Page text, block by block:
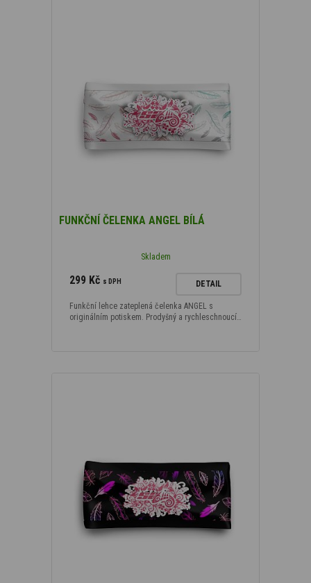
FUNKČNÍ ČELENKA ANGEL BÍLÁ
Skladem
299 Kč s DPH DETAIL
Funkční lehce zateplená čelenka ANGEL s
originálním potiskem. Prodyšný a rychleschnoucí…